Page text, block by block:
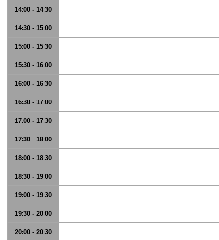
14:00 - 14:30
14:30 - 15:00
15:00 - 15:30
15:30 - 16:00
16:00 - 16:30
16:30 - 17:00
17:00 - 17:30
17:30 - 18:00
18:00 - 18:30
18:30 - 19:00
19:00 - 19:30
19:30 - 20:00
20:00 - 20:30